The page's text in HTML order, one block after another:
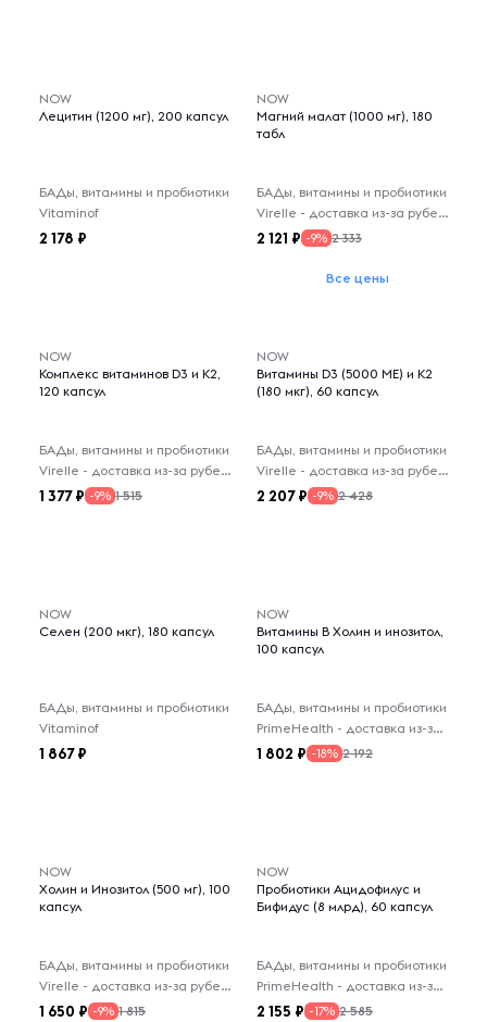
NOW
Лецитин (1200 мг), 200 капсул
БАДы, витамины и пробиотики
Vitaminof
2 178
NOW
Магний малат (1000 мг), 180
табл
БАДы, витамины и пробиотики
Virelle - доставка из-за рубежа
2 121 -9% 2 333
Все цены
NOW
Комплекс витаминов D3 и K2,
120 капсул
БАДы, витамины и пробиотики
Virelle - доставка из-за рубежа
1 377 -9% 1 515
NOW
Витамины D3 (5000 МЕ) и К2
(180 мкг), 60 капсул
БАДы, витамины и пробиотики
Virelle - доставка из-за рубежа
2 207 -9% 2 428
NOW
Селен (200 мкг), 180 капсул
БАДы, витамины и пробиотики
Vitaminof
1 867
NOW
Витамины В Холин и инозитол,
100 капсул
БАДы, витамины и пробиотики
PrimeHealth - доставка из-за рубежа
1 802 -18% 2 192
NOW
Холин и Инозитол (500 мг), 100
капсул
БАДы, витамины и пробиотики
Virelle - доставка из-за рубежа
1 650 -9% 1 815
NOW
Пробиотики Ацидофилус и
Бифидус (8 млрд), 60 капсул
БАДы, витамины и пробиотики
PrimeHealth - доставка из-за рубежа
2 155 -17% 2 585